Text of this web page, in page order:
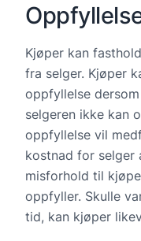
Kjøper kan
fra selger. Kjøper
oppfyllelse
selgeren ikke kan
oppfyllelse vil
kostnad for selger
misforhold til
oppfyller. Skulle
tid, kan kjøper